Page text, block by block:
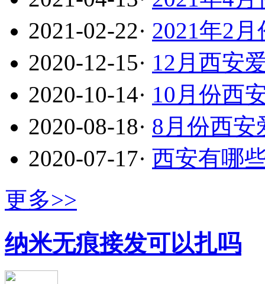
2021-02-22· 2021年2
2020-12-15· 12月西安
2020-10-14· 10月份西
2020-08-18· 8月份西安
2020-07-17· 西安有哪
更多>>
纳米无痕接发可以扎吗